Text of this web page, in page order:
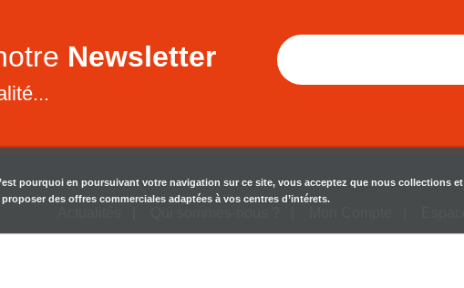
Newsletter
pourquoi en poursuivant votre navigation sur ce site, vous acceptez que nous collections et
des offres commerciales adaptées à vos centres d’intérets.